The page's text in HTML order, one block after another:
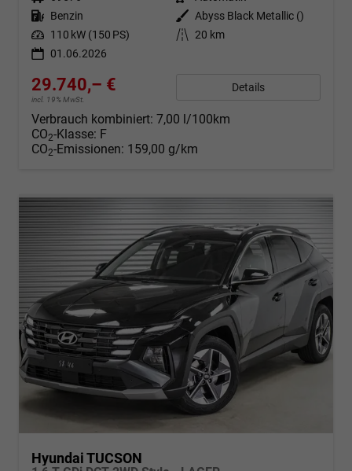
Kraftstoff Benzin Außenfarbe
Abyss Black Metallic ()
Leistung 110 kW (150 PS) Kilometerstand 20 km
01.06.2026
29.740,– €
incl. 19% MwSt.
Details
Verbrauch kombiniert: 7,00 l/100km
CO2-Klasse: F
CO2-Emissionen: 159,00 g/km
Hyundai TUCSON